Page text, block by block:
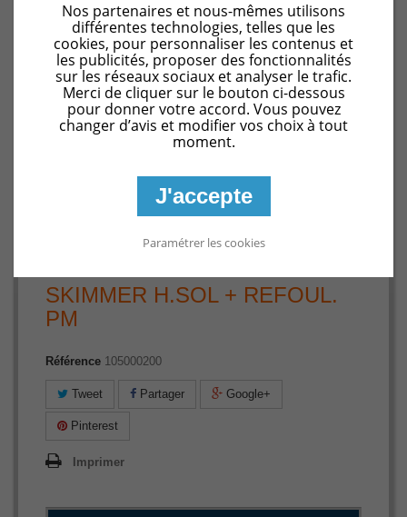
SKIMMER H.SOL + REFOUL.
PM
Référence 105000200
Tweet Partager Google+
Pinterest
Imprimer
Nos partenaires et nous-mêmes utilisons
différentes technologies, telles que les
cookies, pour personnaliser les contenus et
les publicités, proposer des fonctionnalités
sur les réseaux sociaux et analyser le trafic.
Merci de cliquer sur le bouton ci-dessous
pour donner votre accord. Vous pouvez
changer d’avis et modifier vos choix à tout
moment.
J'accepte
Paramétrer les cookies